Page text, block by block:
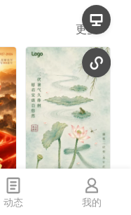
更多
红金风建军节祝福宣传手机海报 中国风三伏天祝福宣传手机海报
动态 我的